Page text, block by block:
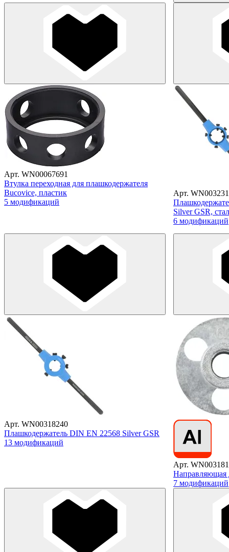
Арт. WN00067691
Втулка переходная для плашкодержателя
Bucovice, пластик
5 модификаций
Арт.
Silver GSR,
6 модификаций
Арт. WN00318240
Плашкодержатель DIN EN 22568 Silver GSR
13 модификаций
Арт.
Направляющая
7 модификаций